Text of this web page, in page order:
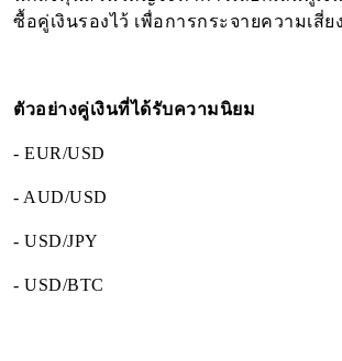
ซื้อคู่เงินรองไว้ เพื่อการกระจายความเสี่
ตัวอย่างคู่เงินที่ได้รับความนิยม
- EUR/USD
- AUD/USD
- USD/JPY
- USD/BTC